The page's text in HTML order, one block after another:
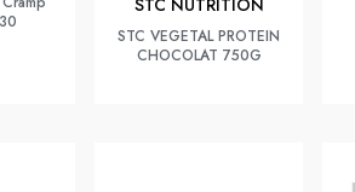
STC NUTRITION
STC VEGETAL PROTEIN
CHOCOLAT 750G